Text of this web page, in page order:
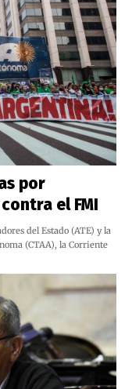
por
el FMI
del Estado (ATE) y la
(CTAA), la Corriente